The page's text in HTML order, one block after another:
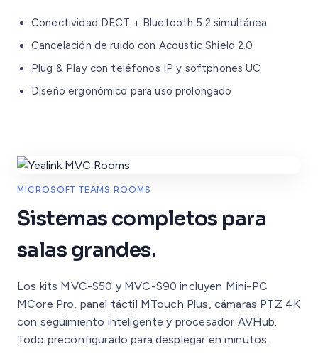
Conectividad DECT + Bluetooth 5.2 simultánea
Cancelación de ruido con Acoustic Shield 2.0
Plug & Play con teléfonos IP y softphones UC
Diseño ergonómico para uso prolongado
MICROSOFT TEAMS ROOMS
Sistemas completos para
salas grandes.
Los kits MVC-S50 y MVC-S90 incluyen Mini-PC
MCore Pro, panel táctil MTouch Plus, cámaras PTZ 4K
con seguimiento inteligente y procesador AVHub.
Todo preconfigurado para desplegar en minutos.